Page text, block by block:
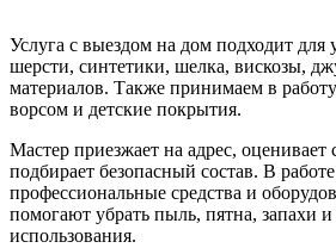
Услуга с выездом на дом подходит для
шерсти, синтетики, шелка, вискозы,
материалов. Также принимаем в
ворсом и детские покрытия.
Мастер приезжает на адрес, оценивает
подбирает безопасный состав. В
профессиональные средства и
помогают убрать пыль, пятна, запахи
использования.